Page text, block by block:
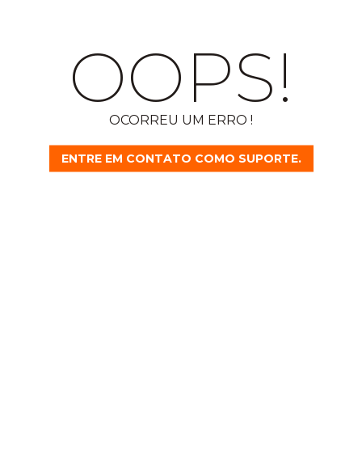
OOPS!
OCORREU UM ERRO !
ENTRE EM CONTATO COMO SUPORTE.